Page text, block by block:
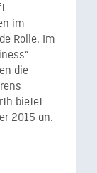
im
Rolle. Im
die
bietet
2015 an.